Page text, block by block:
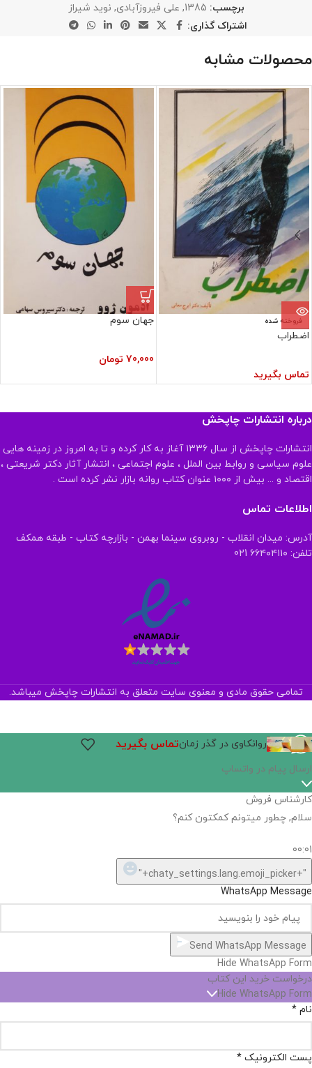
برچسب: 1385
, علی فیروزآبادی, نوید شیراز
اشتراک گذاری:
محصولات مشابه
فروخته شده
اضطراب
تماس بگیرید
جهان سوم
70,000 تومان
درباره انتشارات چاپخش
انتشارات چاپخش از سال ۱۳۳۶ آغاز به کار کرده و تا به امروز در زمینه هایی
علوم سیاسی و روابط بین الملل ، علوم اجتماعی ، انتشار آثار دکتر شریعتی ،
اقتصاد و ... بیش از ۱۰۰۰ عنوان کتاب روانه بازار نشر کرده است .
اطلاعات تماس
آدرس: میدان انقلاب - روبروی سینما بهمن - بازارچه کتاب - طبقه همکف
تلفن: ۶۶۴۰۴۱۱۰ 021
تمامی حقوق مادی و معنوی سایت متعلق به انتشارات چاپخش میباشد.
روانکاوی در گذر زمانتماس بگیرید
ارسال پیام در واتساپ
کارشناس فروش
سلام, چطور میتونم کمکتون کنم؟
00:01
"+chaty_settings.lang.emoji_picker+"
WhatsApp Message
Send WhatsApp Message
Hide WhatsApp Form
درخواست خرید این کتاب
Hide WhatsApp Form
نام *
پست الکترونیک *